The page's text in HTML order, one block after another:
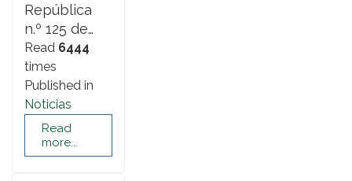
República
n.º 125 de…
Read 6444
times
Published in
Noticias
Read
more...